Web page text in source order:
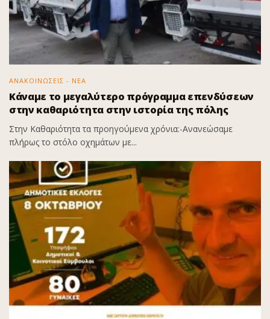
ΑΝΑΚΟΙΝΩΣΕΙΣ - ΝΕΑ
Κάναμε το μεγαλύτερο πρόγραμμα επενδύσεων
στην καθαριότητα στην ιστορία της πόλης
Στην Καθαριότητα τα προηγούμενα χρόνια:-Ανανεώσαμε
πλήρως το στόλο οχημάτων με...